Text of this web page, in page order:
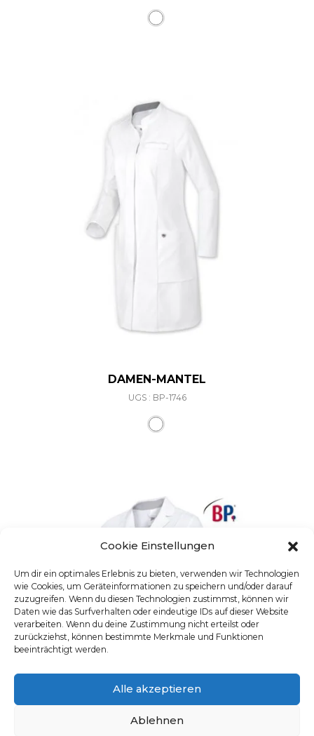
Cookie Einstellungen
Um dir ein optimales Erlebnis zu bieten, verwenden wir Technologien
wie Cookies, um Geräteinformationen zu speichern und/oder darauf
zuzugreifen. Wenn du diesen Technologien zustimmst, können wir
Daten wie das Surfverhalten oder eindeutige IDs auf dieser Website
verarbeiten. Wenn du deine Zustimmung nicht erteilst oder
zurückziehst, können bestimmte Merkmale und Funktionen
beeinträchtigt werden.
Alle akzeptieren
Ablehnen
DAMEN-MANTEL
UGS : BP-1746